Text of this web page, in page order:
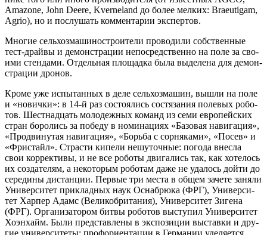
Amazone, John Deere, Kverneland до более мел­ких: Braeutigam,
Agrio), но и послу­шать ком­мен­та­рии экспертов.
Мно­гие сель­хоз­ма­ши­но­стро­и­те­ли про­во­ди­ли соб­ствен­ные
тест-драй­вы и демон­стра­ции непо­сред­ствен­но на поле за сво­
и­ми стен­да­ми. Отдель­ная пло­щад­ка была выде­ле­на для демон­
стра­ции дронов.
Кро­ме уже испы­тан­ных в деле сель­хоз­ма­шин, вышли на поле
и «нович­ки»: в 14‑й раз состо­я­лись состя­за­ния поле­вых робо­
тов. Шест­на­дцать моло­деж­ных команд из семи евро­пей­ских
стран боро­лись за побе­ду в номи­на­ци­ях «Базо­вая нави­га­ция»,
«Про­дви­ну­тая нави­га­ция», «Борь­ба с сор­ня­ка­ми», «Посев» и
«Фри­стайл». Стра­сти кипе­ли нешу­точ­ные: пого­да внес­ла
свои кор­рек­ти­вы, и не все робо­ты дви­га­лись так, как хоте­лось
их созда­те­лям, а неко­то­рым робо­там даже не уда­лось дой­ти до
сере­ди­ны дистан­ции. Пер­вые три места в общем заче­те заня­ли
Уни­вер­си­тет при­клад­ных наук Осна­брю­ка (ФРГ), Уни­вер­си­
тет Хар­пер Адамс (Вели­ко­бри­та­ния), Уни­вер­си­тет Зиге­на
(ФРГ). Орга­ни­за­то­ром бит­вы робо­тов высту­пил Уни­вер­си­тет
Хоэн­хайм. Были пред­став­ле­ны в экс­по­зи­ции выстав­ки и дру­